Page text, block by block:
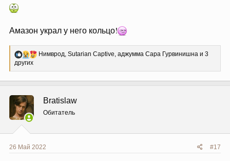
Амазон украл у него кольцо!
Р
а
Нимврод, Sutarian Captive, аджумма Сара Гурвинишна и 3
других
Bratislaw
Обитатель
26 Май 2022 #17